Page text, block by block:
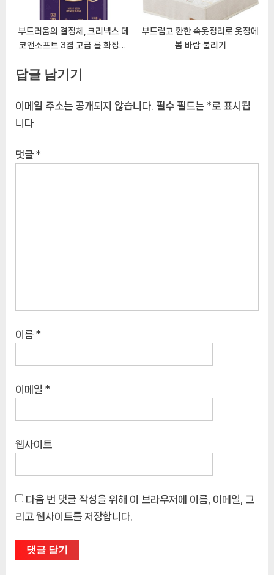
부드러움의 결정체, 크리넥스 데
코앤소프트 3겹 고급 롤 화장지:
부드럽고 환한 속옷정리로 옷장에
봄 바람 불리기
답글 남기기
이메일 주소는 공개되지 않습니다. 필수 필드는 *로 표시됩
니다
댓글 *
이름 *
이메일 *
웹사이트
다음 번 댓글 작성을 위해 이 브라우저에 이름, 이메일, 그
리고 웹사이트를 저장합니다.